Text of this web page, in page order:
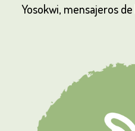
Yosokwi, mensajeros de